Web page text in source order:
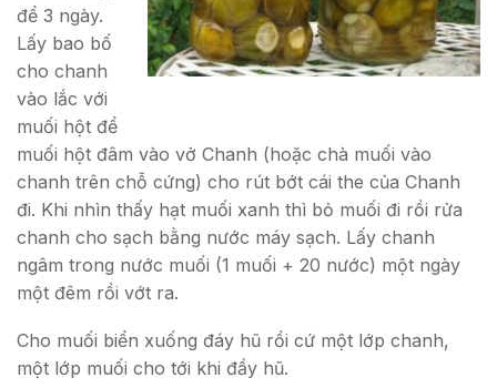
để 3 ngày.
Lấy bao bố
cho chanh
vào lắc với
muối hột để
muối hột đâm vào vở Chanh (hoặc chà muối vào
chanh trên chỗ cứng) cho rút bớt cái the của Chanh
đi. Khi nhìn thấy hạt muối xanh thì bỏ muối đi rồi rửa
chanh cho sạch bằng nước máy sạch. Lấy chanh
ngâm trong nước muối (1 muối + 20 nước) một ngày
một đêm rồi vớt ra.
Cho muối biển xuống đáy hũ rồi cứ một lớp chanh,
một lớp muối cho tới khi đầy hũ.